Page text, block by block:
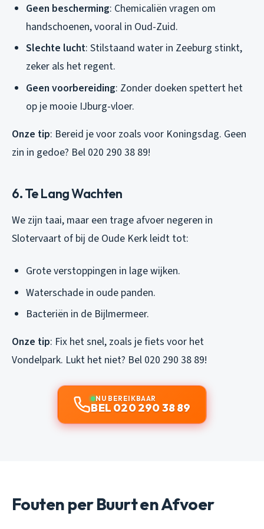
Geen bescherming: Chemicaliën vragen om
handschoenen, vooral in Oud-Zuid.
Slechte lucht: Stilstaand water in Zeeburg stinkt,
zeker als het regent.
Geen voorbereiding: Zonder doeken spettert het
op je mooie IJburg-vloer.
Onze tip: Bereid je voor zoals voor Koningsdag. Geen
zin in gedoe? Bel 020 290 38 89!
6. Te Lang Wachten
We zijn taai, maar een trage afvoer negeren in
Slotervaart of bij de Oude Kerk leidt tot:
Grote verstoppingen in lage wijken.
Waterschade in oude panden.
Bacteriën in de Bijlmermeer.
Onze tip: Fix het snel, zoals je fiets voor het
Vondelpark. Lukt het niet? Bel 020 290 38 89!
NU BEREIKBAAR
BEL 020 290 38 89
Fouten per Buurt en Afvoer